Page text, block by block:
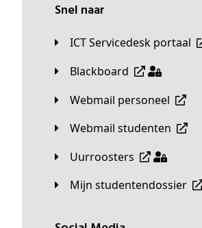
Snel naar
ICT Servicedesk portaal
Blackboard
Webmail personeel
Webmail studenten
Uurroosters
Mijn studentendossier